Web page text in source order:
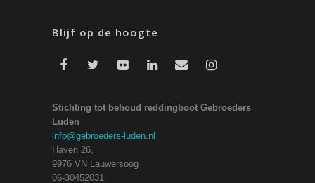
Blijf op de hoogte
Stichting tot behoud reddingboot Gebroeders
Luden
info@gebroeders-luden.nl
Haven 26,
9976 VN Lauwersoog
06-30452031